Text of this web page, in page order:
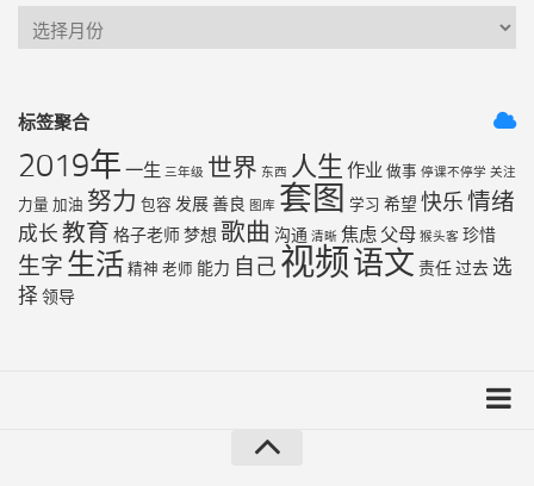
标签聚合
2019年 一生 三年级 世界 东西 人生 作业 做事 停课不停学 关注
力量 加油 努力 包容 发展善良 图库 套图 学习 希望 快乐情绪
成长 教育 格子老师梦想 歌曲 沟通 清晰 焦虑 父母 猴头客 珍惜
生字 生活 精神 老师 能力 自己 视频语文 责任过去 选
择 领导